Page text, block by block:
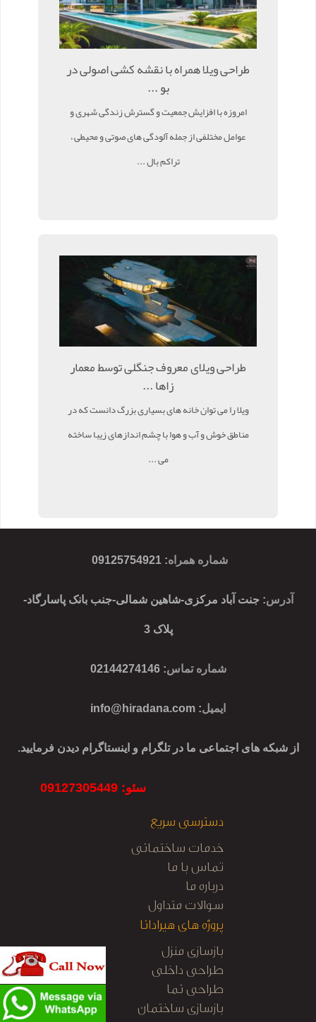
طراحی ویلا همراه با نقشه کشی اصولی در
بو ...
امروزه با افزایش جمعیت و گسترش زندگی شهری و
عوامل مختلفی از جمله آلودگی های صوتی و محیطی ،
تراکم بال ...
طراحی ویلای معروف جنگلی توسط معمار
زاها ...
ویلا را می توان خانه های بسیاری بزرگ دانست که در
مناطق خوش و آب و هوا با چشم اندازهای زیبا ساخته
می ...
شماره همراه:
09125754921
آدرس: جنت آباد مرکزی-شاهین شمالی-جنب بانک پاسارگاد-
پلاک 3
شماره تماس: 02144274146
ایمیل:
info@hiradana.com
از شبکه های اجتماعی ما در تلگرام و اینستاگرام دیدن فرمایید.
سئو: 09127305449
دسترسی سریع
خدمات ساختمانی
تماس با ما
درباره ما
سوالات متداول
پروژه های هیرادانا
بازسازی منزل
طراحی داخلی
طراحی نما
بازسازی ساختمان